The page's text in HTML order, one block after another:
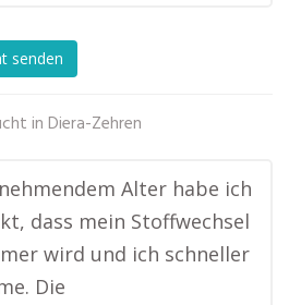
senden
in Diera-Zehren
Alter habe ich
dass mein Stoffwechsel
wird und ich schneller
Die